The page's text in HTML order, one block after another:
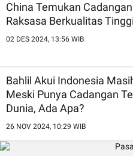
China Temukan
Raksasa Berkualitas Tinggi
02 DES 2024, 13:56 WIB
Bahlil Akui Indonesia
Meski Punya Cadangan
Dunia, Ada Apa?
26 NOV 2024, 10:29 WIB